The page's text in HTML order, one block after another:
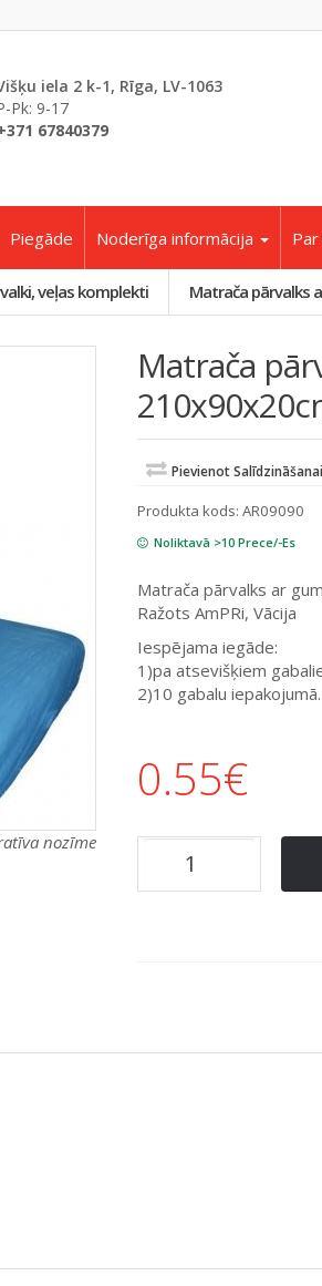
iela 2 k-1, Rīga, LV-1063
Pk: 9-17
67840379
Piegāde Noderīga informācija
veļas komplekti Matrača pārvalks
nozīme
Matrača
Pievienot Salīdzināšanai
Produkta kods: AR09090
Noliktavā >10 Prece/-Es
Matrača pārvalks ar
Ražots AmPRi, Vācija
Iespējama iegāde:
1)pa atsevišķiem
2)10 gabalu iepakojumā.
0.55€